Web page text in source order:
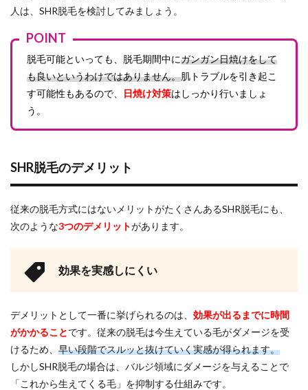
人は、SHR脱毛を検討してみましょう。
POINT
脱毛可能といっても、脱毛期間中にガンガン日焼けをして
も良いというわけではありません。肌トラブルを引き起こ
す可能性もあるので、
日焼け対策はしっかり行いましょ
う。
SHR脱毛のデメリット
従来の脱毛方式にはないメリットがたくさんあるSHR脱毛にも、
次のような3つのデメリットがあります。
効果を実感しにくい
デメリットとして一番に挙げられるのは、 効果が出るまでに時間
がかかることです。従来の脱毛は今生えている毛がダメージを受
けるため、 早い段階でスルッと抜けていく実感が得られます。
しかしSHR脱毛の場合は、バルジ領域にダメージを与えることで
「これから生えてくる毛」を抑制する仕組みです。